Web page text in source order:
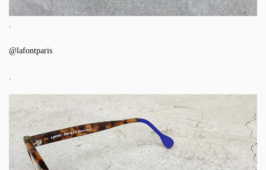
@lafontparis